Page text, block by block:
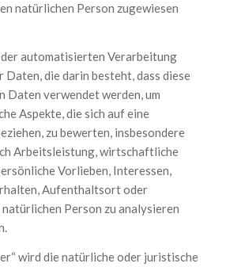
natürlichen Person zugewiesen
automatisierten Verarbeitung
Daten, die darin besteht, dass diese
Daten verwendet werden, um
Aspekte, die sich auf eine
zu bewerten, insbesondere
Arbeitsleistung, wirtschaftliche
Vorlieben, Interessen,
Aufenthaltsort oder
Person zu analysieren
wird die natürliche oder juristische